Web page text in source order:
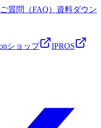
質問（FAQ） 資料ダウン
ショップ
IPROS